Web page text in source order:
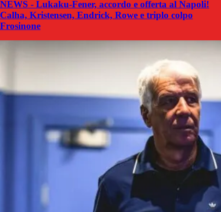
NEWS - Lukaku-Fener, accordo e offerta al Napoli!
Calha, Kristensen, Endrick, Rowe e triplo colpo
Frosinone